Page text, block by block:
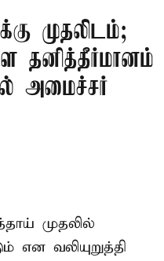
முதலிடம்;
தனித்தீர்மானம்
அமைச்சர்
முதலில்
என வலியுறுத்தி